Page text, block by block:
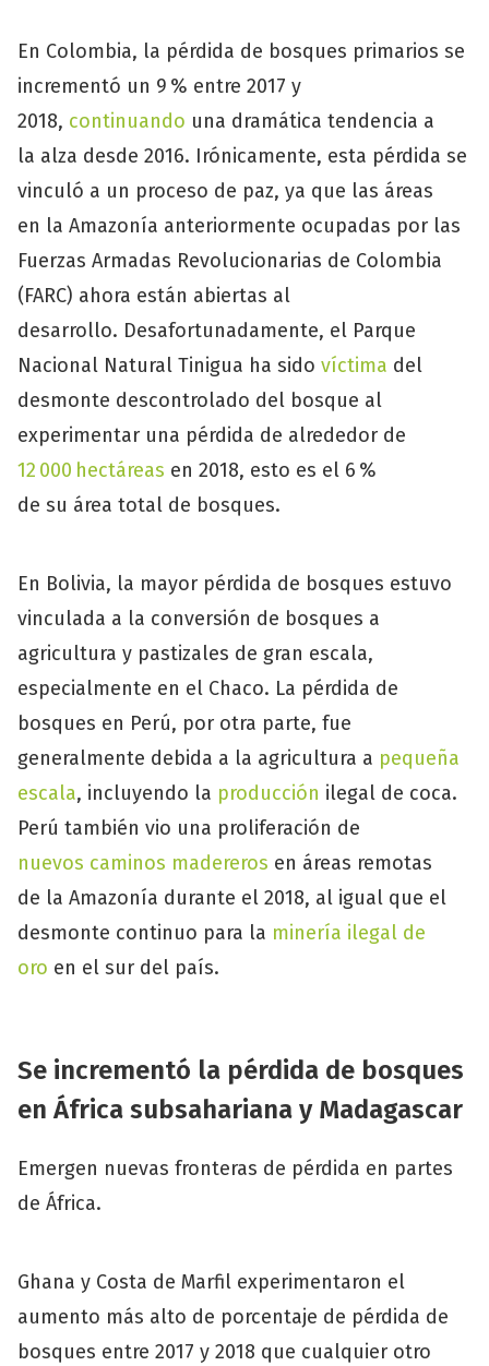
En Colombia, la pérdida de bosques primarios se
incrementó un 9 % entre 2017 y
2018, continuando una dramática tendencia a
la alza desde 2016. Irónicamente, esta pérdida se
vinculó a un proceso de paz, ya que las áreas
en la Amazonía anteriormente ocupadas por las
Fuerzas Armadas Revolucionarias de Colombia
(FARC) ahora están abiertas al
desarrollo. Desafortunadamente, el Parque
Nacional Natural Tinigua ha sido víctima del
desmonte descontrolado del bosque al
experimentar una pérdida de alrededor de
12 000 hectáreas en 2018, esto es el 6 %
de su área total de bosques.
En Bolivia, la mayor pérdida de bosques estuvo
vinculada a la conversión de bosques a
agricultura y pastizales de gran escala,
especialmente en el Chaco. La pérdida de
bosques en Perú, por otra parte, fue
generalmente debida a la agricultura a pequeña
escala, incluyendo la producción ilegal de coca.
Perú también vio una proliferación de
nuevos caminos madereros en áreas remotas
de la Amazonía durante el 2018, al igual que el
desmonte continuo para la minería ilegal de
oro en el sur del país.
Se incrementó la pérdida de bosques
en África subsahariana y Madagascar
Emergen nuevas fronteras de pérdida en partes
de África.
Ghana y Costa de Marfil experimentaron el
aumento más alto de porcentaje de pérdida de
bosques entre 2017 y 2018 que cualquier otro